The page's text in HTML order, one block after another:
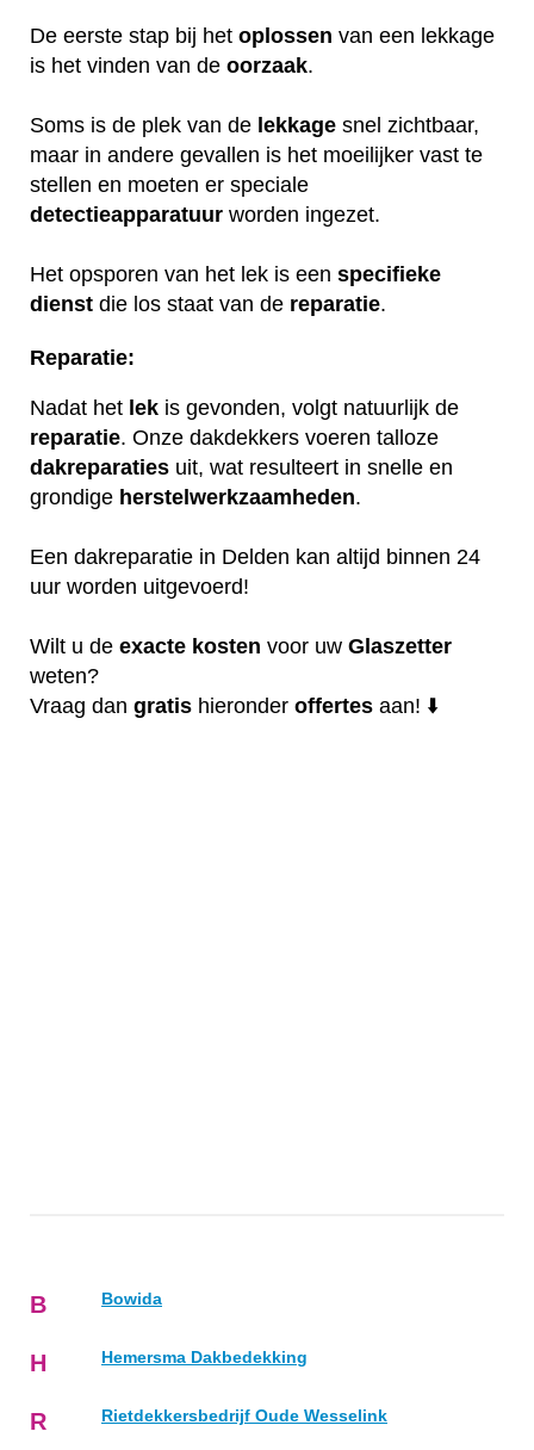
De eerste stap bij het oplossen van een lekkage
is het vinden van de oorzaak.
Soms is de plek van de lekkage snel zichtbaar,
maar in andere gevallen is het moeilijker vast te
stellen en moeten er speciale
detectieapparatuur worden ingezet.
Het opsporen van het lek is een specifieke
dienst die los staat van de reparatie.
Reparatie:
Nadat het lek is gevonden, volgt natuurlijk de
reparatie. Onze dakdekkers voeren talloze
dakreparaties uit, wat resulteert in snelle en
grondige herstelwerkzaamheden.
Een dakreparatie in Delden kan altijd binnen 24
uur worden uitgevoerd!
Wilt u de exacte kosten voor uw Glaszetter
weten?
Vraag dan gratis hieronder offertes aan! ⬇️
B Bowida
H Hemersma Dakbedekking
R Rietdekkersbedrijf Oude Wesselink